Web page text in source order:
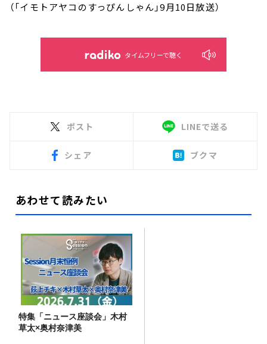
（「イモトアヤコのすっぴんしゃん」9月10日放送）
タイムフリーで聴く
ポスト LINEで送る
シェア ブクマ
あわせて読みたい
特集「ニュース座談会」木村
草太×奥村奈津美